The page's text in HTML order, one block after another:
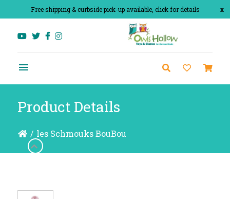
x
Free shipping & curbside pick-up available, click for details
Product Details
/ les Schmouks BouBou